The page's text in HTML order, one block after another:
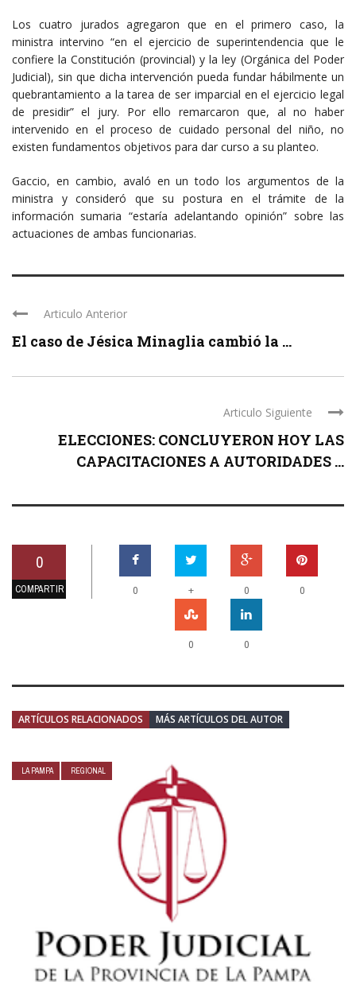
Los cuatro jurados agregaron que en el primero caso, la
ministra intervino “en el ejercicio de superintendencia que le
confiere la Constitución (provincial) y la ley (Orgánica del Poder
Judicial), sin que dicha intervención pueda fundar hábilmente un
quebrantamiento a la tarea de ser imparcial en el ejercicio legal
de presidir” el jury. Por ello remarcaron que, al no haber
intervenido en el proceso de cuidado personal del niño, no
existen fundamentos objetivos para dar curso a su planteo.
Gaccio, en cambio, avaló en un todo los argumentos de la
ministra y consideró que su postura en el trámite de la
información sumaria “estaría adelantando opinión” sobre las
actuaciones de ambas funcionarias.
Articulo Anterior
El caso de Jésica Minaglia cambió la ...
Articulo Siguiente
ELECCIONES: CONCLUYERON HOY LAS
CAPACITACIONES A AUTORIDADES ...
0
COMPARTIR 0 + 0 0
0 0
ARTÍCULOS RELACIONADOS MÁS ARTÍCULOS DEL AUTOR
LA PAMPA REGIONAL